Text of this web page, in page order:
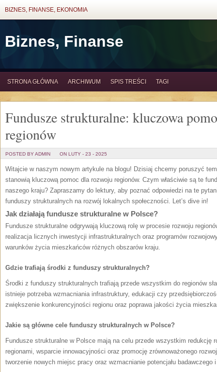
BIZNES, FINANSE, EKONOMIA
Biznes, Finanse
STRONA GŁÓWNA ARCHIWUM SPIS TREŚCI TAGI
Fundusze strukturalne: kluczowa
regionów
POSTED BY ADMIN ON LUTY - 23 - 2025
Witajcie w naszym nowym artykule na blogu! Dzisiaj chcemy poruszyć
stanowią kluczową⁣ pomoc dla ⁢rozwoju ⁣regionów. Czym właściwie są te
naszego kraju? Zapraszamy do lektury, aby poznać odpowiedzi na te
funduszy strukturalnych na rozwój lokalnych​ społeczności. Let’s dive in!
Jak działają fundusze strukturalne⁣ w Polsce?
Fundusze strukturalne odgrywają kluczową rolę w procesie rozwoju
realizacja licznych inwestycji infrastrukturalnych oraz programów
warunków życia mieszkańców różnych obszarów kraju.
Gdzie trafiają środki z funduszy strukturalnych?
Środki z‍ funduszy strukturalnych trafiają przede⁢ wszystkim do regionów
istnieje potrzeba wzmacniania infrastruktury, edukacji czy
zwiększenie konkurencyjności regionu oraz poprawa jakości życia
Jakie są ‌główne cele funduszy strukturalnych w Polsce?
Fundusze strukturalne w Polsce mają na⁤ celu przede wszystkim redukcję
regionami, wsparcie innowacyjności oraz promocję zrównoważonego
tworzenie nowych miejsc ‍pracy oraz wzmacnianie​ potencjału badawczego